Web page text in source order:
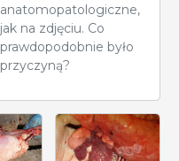
anatomopatologiczne,
jak na zdjęciu. Co
prawdopodobnie było
przyczyną?